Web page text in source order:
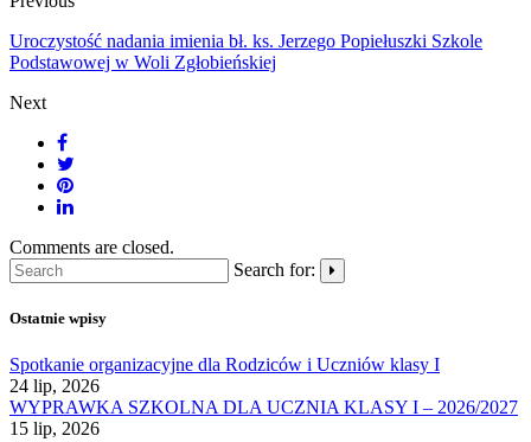
Uroczystość nadania imienia bł. ks. Jerzego Popiełuszki Szkole
Podstawowej w Woli Zgłobieńskiej
Next
Comments are closed.
Search for:
Ostatnie wpisy
Spotkanie organizacyjne dla Rodziców i Uczniów klasy I
24 lip, 2026
WYPRAWKA SZKOLNA DLA UCZNIA KLASY I – 2026/2027
15 lip, 2026